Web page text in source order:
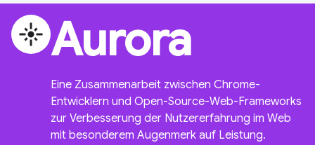
flare Aurora
Eine Zusammenarbeit zwischen Chrome-
Entwicklern und Open-Source-Web-Frameworks
zur Verbesserung der Nutzererfahrung im Web
mit besonderem Augenmerk auf Leistung.